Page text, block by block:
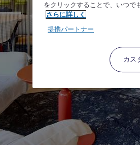
をクリックすることで、いつで
さらに詳しく
提携パートナー
カス